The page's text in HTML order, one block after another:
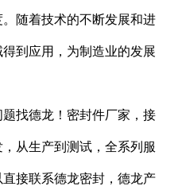
随着技术的不断发展和进
到应用，为制造业的发展
题找德龙！密封件厂家，接
从生产到测试，全系列服
接联系德龙密封，德龙产